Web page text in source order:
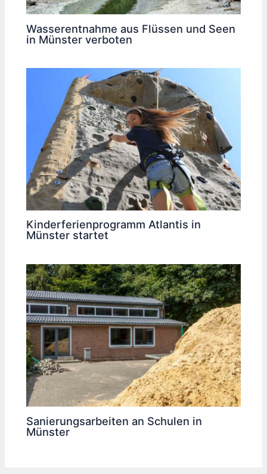
Wasserentnahme aus Flüssen und Seen
in Münster verboten
Kinderferienprogramm Atlantis in
Münster startet
Sanierungsarbeiten an Schulen in
Münster